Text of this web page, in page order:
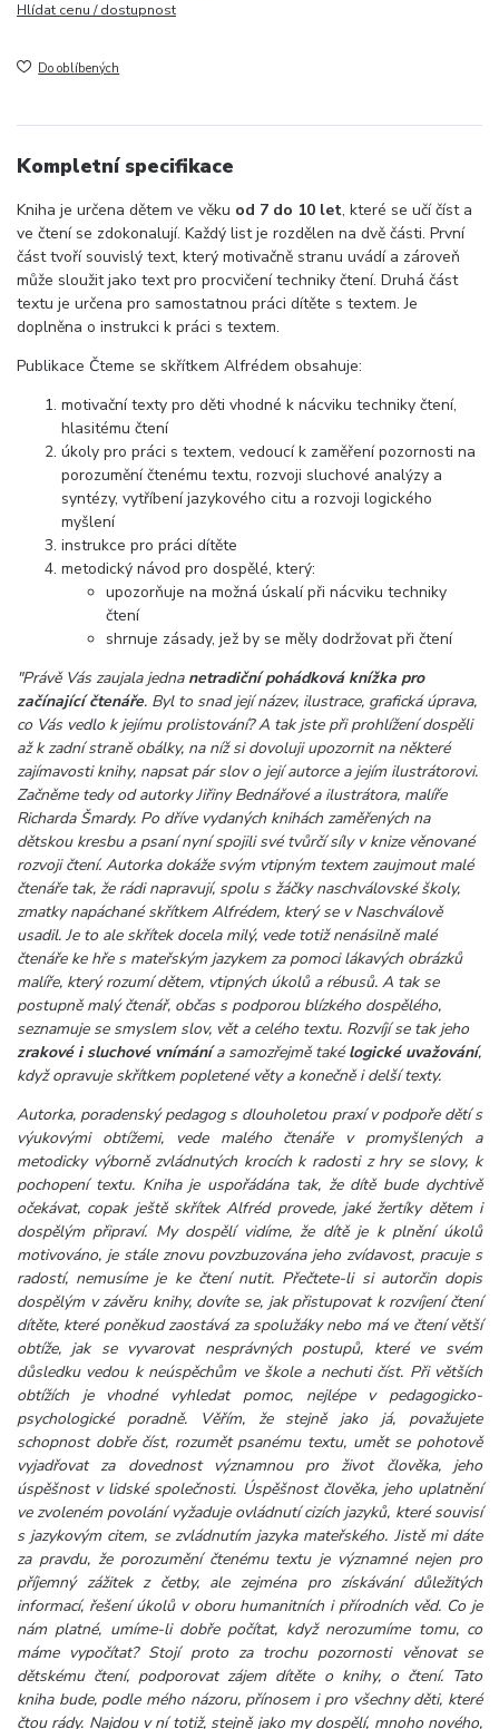
Hlídat cenu / dostupnost
Do oblíbených
Kompletní specifikace
Kniha je určena dětem ve věku od 7 do 10 let, které se učí číst a
ve čtení se zdokonalují. Každý list je rozdělen na dvě části. První
část tvoří souvislý text, který motivačně stranu uvádí a zároveň
může sloužit jako text pro procvičení techniky čtení. Druhá část
textu je určena pro samostatnou práci dítěte s textem. Je
doplněna o instrukci k práci s textem.
Publikace Čteme se skřítkem Alfrédem obsahuje:
motivační texty pro děti vhodné k nácviku techniky čtení,
hlasitému čtení
úkoly pro práci s textem, vedoucí k zaměření pozornosti na
porozumění čtenému textu, rozvoji sluchové analýzy a
syntézy, vytříbení jazykového citu a rozvoji logického
myšlení
instrukce pro práci dítěte
metodický návod pro dospělé, který:
upozorňuje na možná úskalí při nácviku techniky
čtení
shrnuje zásady, jež by se měly dodržovat při čtení
"Právě Vás zaujala jedna netradiční pohádková knížka pro
začínající čtenáře. Byl to snad její název, ilustrace, grafická úprava,
co Vás vedlo k jejímu prolistování? A tak jste při prohlížení dospěli
až k zadní straně obálky, na níž si dovoluji upozornit na některé
zajímavosti knihy, napsat pár slov o její autorce a jejím ilustrátorovi.
Začněme tedy od autorky Jiřiny Bednářové a ilustrátora, malíře
Richarda Šmardy. Po dříve vydaných knihách zaměřených na
dětskou kresbu a psaní nyní spojili své tvůrčí síly v knize věnované
rozvoji čtení. Autorka dokáže svým vtipným textem zaujmout malé
čtenáře tak, že rádi napravují, spolu s žáčky naschválovské školy,
zmatky napáchané skřítkem Alfrédem, který se v Naschválově
usadil. Je to ale skřítek docela milý, vede totiž nenásilně malé
čtenáře ke hře s mateřským jazykem za pomoci lákavých obrázků
malíře, který rozumí dětem, vtipných úkolů a rébusů. A tak se
postupně malý čtenář, občas s podporou blízkého dospělého,
seznamuje se smyslem slov, vět a celého textu. Rozvíjí se tak jeho
zrakové i sluchové vnímánía samozřejmě takélogické uvažování,
když opravuje skřítkem popletené věty a konečně i delší texty.
Autorka, poradenský pedagog s dlouholetou praxí v podpoře dětí s
výukovými obtížemi, vede malého čtenáře v promyšlených a
metodicky výborně zvládnutých krocích k radosti z hry se slovy, k
pochopení textu. Kniha je uspořádána tak, že dítě bude dychtivě
očekávat, copak ještě skřítek Alfréd provede, jaké žertíky dětem i
dospělým připraví. My dospělí vidíme, že dítě je k plnění úkolů
motivováno, je stále znovu povzbuzována jeho zvídavost, pracuje s
radostí, nemusíme je ke čtení nutit. Přečtete-li si autorčin dopis
dospělým v závěru knihy, dovíte se, jak přistupovat k rozvíjení čtení
dítěte, které poněkud zaostává za spolužáky nebo má ve čtení větší
obtíže, jak se vyvarovat nesprávných postupů, které ve svém
důsledku vedou k neúspěchům ve škole a nechuti číst. Při větších
obtížích je vhodné vyhledat pomoc, nejlépe v pedagogicko-
psychologické poradně. Věřím, že stejně jako já, považujete
schopnost dobře číst, rozumět psanému textu, umět se pohotově
vyjadřovat za dovednost významnou pro život člověka, jeho
úspěšnost v lidské společnosti. Úspěšnost člověka, jeho uplatnění
ve zvoleném povolání vyžaduje ovládnutí cizích jazyků, které souvisí
s jazykovým citem, se zvládnutím jazyka mateřského. Jistě mi dáte
za pravdu, že porozumění čtenému textu je významné nejen pro
příjemný zážitek z četby, ale zejména pro získávání důležitých
informací, řešení úkolů v oboru humanitních i přírodních věd. Co je
nám platné, umíme-li dobře počítat, když nerozumíme tomu, co
máme vypočítat? Stojí proto za trochu pozornosti věnovat se
dětskému čtení, podporovat zájem dítěte o knihy, o čtení. Tato
kniha bude, podle mého názoru, přínosem i pro všechny děti, které
čtou rády. Najdou v ní totiž, stejně jako my dospělí, mnoho nového,